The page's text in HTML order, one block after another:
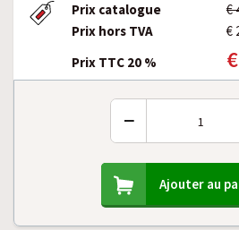
Prix catalogue
€
Prix hors TVA
€
Prix TTC 20 %
−
Ajouter au